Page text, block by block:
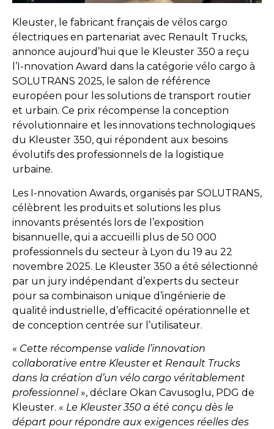
Kleuster, le fabricant français de vélos cargo
électriques en partenariat avec Renault Trucks,
annonce aujourd’hui que le Kleuster 350 a reçu
l’I-nnovation Award dans la catégorie vélo cargo à
SOLUTRANS 2025, le salon de référence
européen pour les solutions de transport routier
et urbain. Ce prix récompense la conception
révolutionnaire et les innovations technologiques
du Kleuster 350, qui répondent aux besoins
évolutifs des professionnels de la logistique
urbaine.
Les I-nnovation Awards, organisés par SOLUTRANS,
célèbrent les produits et solutions les plus
innovants présentés lors de l’exposition
bisannuelle, qui a accueilli plus de 50 000
professionnels du secteur à Lyon du 19 au 22
novembre 2025. Le Kleuster 350 a été sélectionné
par un jury indépendant d’experts du secteur
pour sa combinaison unique d’ingénierie de
qualité industrielle, d’efficacité opérationnelle et
de conception centrée sur l’utilisateur.
« Cette récompense valide l’innovation
collaborative entre Kleuster et Renault Trucks
dans la création d’un vélo cargo véritablement
professionnel», déclare Okan Cavusoglu, PDG de
Kleuster. « Le Kleuster 350 a été conçu dès le
départ pour répondre aux exigences réelles des